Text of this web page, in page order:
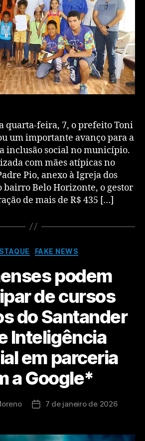
quarta-feira, 7, o prefeito Toni
um importante avanço para a
inclusão social no município.
com mães atípicas no
Pio, anexo à Igreja dos
bairro Belo Horizonte, o gestor
de mais de R$ 435 […]
FAKE NEWS
podem
de cursos
do Santander
Inteligência
em parceria
a Google*
7 de janeiro de 2026